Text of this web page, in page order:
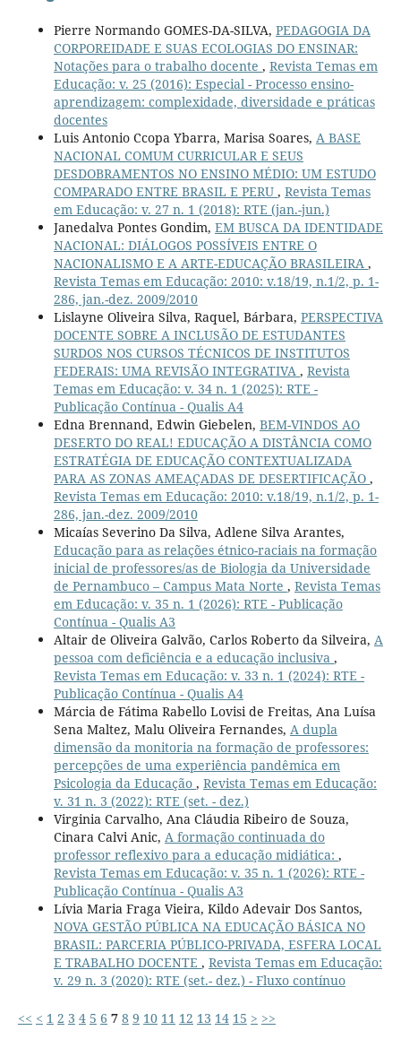
Pierre Normando GOMES-DA-SILVA, PEDAGOGIA DA
CORPOREIDADE E SUAS ECOLOGIAS DO ENSINAR:
Notações para o trabalho docente , Revista Temas em
Educação: v. 25 (2016): Especial - Processo ensino-
aprendizagem: complexidade, diversidade e práticas
docentes
Luis Antonio Ccopa Ybarra, Marisa Soares, A BASE
NACIONAL COMUM CURRICULAR E SEUS
DESDOBRAMENTOS NO ENSINO MÉDIO: UM ESTUDO
COMPARADO ENTRE BRASIL E PERU , Revista Temas
em Educação: v. 27 n. 1 (2018): RTE (jan.-jun.)
Janedalva Pontes Gondim, EM BUSCA DA IDENTIDADE
NACIONAL: DIÁLOGOS POSSÍVEIS ENTRE O
NACIONALISMO E A ARTE-EDUCAÇÃO BRASILEIRA ,
Revista Temas em Educação: 2010: v.18/19, n.1/2, p. 1-
286, jan.-dez. 2009/2010
Lislayne Oliveira Silva, Raquel, Bárbara, PERSPECTIVA
DOCENTE SOBRE A INCLUSÃO DE ESTUDANTES
SURDOS NOS CURSOS TÉCNICOS DE INSTITUTOS
FEDERAIS: UMA REVISÃO INTEGRATIVA , Revista
Temas em Educação: v. 34 n. 1 (2025): RTE -
Publicação Contínua - Qualis A4
Edna Brennand, Edwin Giebelen, BEM-VINDOS AO
DESERTO DO REAL! EDUCAÇÃO A DISTÂNCIA COMO
ESTRATÉGIA DE EDUCAÇÃO CONTEXTUALIZADA
PARA AS ZONAS AMEAÇADAS DE DESERTIFICAÇÃO ,
Revista Temas em Educação: 2010: v.18/19, n.1/2, p. 1-
286, jan.-dez. 2009/2010
Micaías Severino Da Silva, Adlene Silva Arantes,
Educação para as relações étnico-raciais na formação
inicial de professores/as de Biologia da Universidade
de Pernambuco – Campus Mata Norte , Revista Temas
em Educação: v. 35 n. 1 (2026): RTE - Publicação
Contínua - Qualis A3
Altair de Oliveira Galvão, Carlos Roberto da Silveira, A
pessoa com deficiência e a educação inclusiva ,
Revista Temas em Educação: v. 33 n. 1 (2024): RTE -
Publicação Contínua - Qualis A4
Márcia de Fátima Rabello Lovisi de Freitas, Ana Luísa
Sena Maltez, Malu Oliveira Fernandes, A dupla
dimensão da monitoria na formação de professores:
percepções de uma experiência pandêmica em
Psicologia da Educação , Revista Temas em Educação:
v. 31 n. 3 (2022): RTE (set. - dez.)
Virginia Carvalho, Ana Cláudia Ribeiro de Souza,
Cinara Calvi Anic, A formação continuada do
professor reflexivo para a educação midiática: ,
Revista Temas em Educação: v. 35 n. 1 (2026): RTE -
Publicação Contínua - Qualis A3
Lívia Maria Fraga Vieira, Kildo Adevair Dos Santos,
NOVA GESTÃO PÚBLICA NA EDUCAÇÃO BÁSICA NO
BRASIL: PARCERIA PÚBLICO-PRIVADA, ESFERA LOCAL
E TRABALHO DOCENTE , Revista Temas em Educação:
v. 29 n. 3 (2020): RTE (set.- dez.) - Fluxo contínuo
<< < 1 2 3 4 5 6 7 8 9 10 11 12 13 14 15 > >>